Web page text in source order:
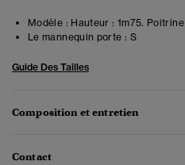
Modèle : Hauteur : 1m75.
Le mannequin porte : S
Guide Des Tailles
Composition et entretien
Contact